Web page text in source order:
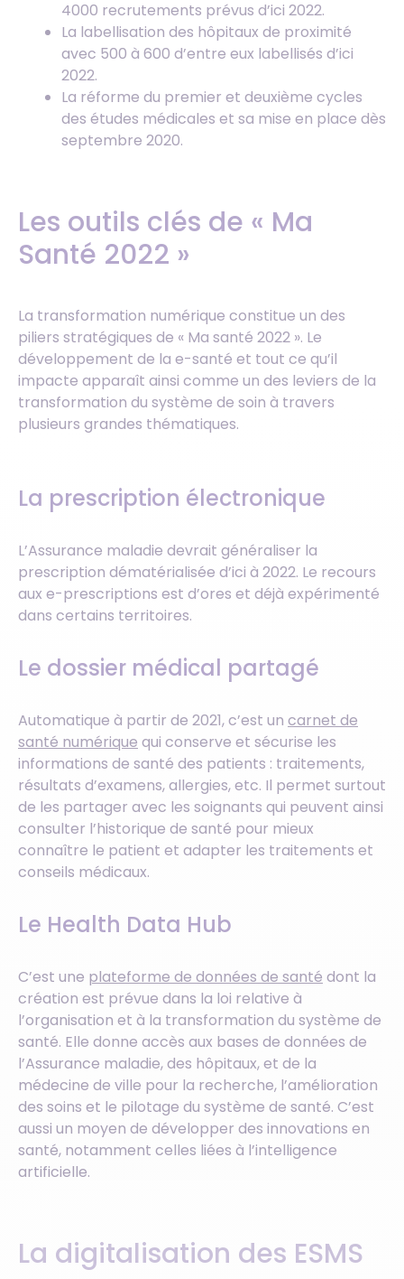
4000 recrutements prévus d’ici 2022.
La labellisation des hôpitaux de proximité
avec 500 à 600 d’entre eux labellisés d’ici
2022.
La réforme du premier et deuxième cycles
des études médicales et sa mise en place dès
septembre 2020.
Les outils clés de « Ma
Santé 2022 »
La transformation numérique constitue un des
piliers stratégiques de « Ma santé 2022 ». Le
développement de la e-santé et tout ce qu’il
impacte apparaît ainsi comme un des leviers de la
transformation du système de soin à travers
plusieurs grandes thématiques.
La prescription électronique
L’Assurance maladie devrait généraliser la
prescription dématérialisée d’ici à 2022. Le recours
aux e-prescriptions est d’ores et déjà expérimenté
dans certains territoires.
Le dossier médical partagé
Automatique à partir de 2021, c’est un carnet de
santé numérique qui conserve et sécurise les
informations de santé des patients : traitements,
résultats d’examens, allergies, etc. Il permet surtout
de les partager avec les soignants qui peuvent ainsi
consulter l’historique de santé pour mieux
connaître le patient et adapter les traitements et
conseils médicaux.
Le Health Data Hub
C’est une plateforme de données de santé dont la
création est prévue dans la loi relative à
l’organisation et à la transformation du système de
santé. Elle donne accès aux bases de données de
l’Assurance maladie, des hôpitaux, et de la
médecine de ville pour la recherche, l’amélioration
des soins et le pilotage du système de santé. C’est
aussi un moyen de développer des innovations en
santé, notamment celles liées à l’intelligence
artificielle.
La digitalisation des ESMS